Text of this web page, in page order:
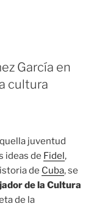
García en
cultura
juventud
ideas de Fidel,
de Cuba, se
de la Cultura
de la